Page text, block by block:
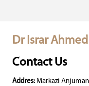
Dr Israr
Contact Us
Addres: Markazi